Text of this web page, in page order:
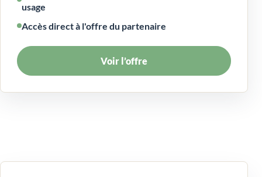
usage
Accès direct à l'offre du partenaire
Voir l’offre